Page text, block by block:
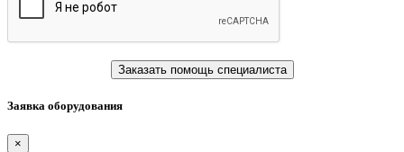
Заказать помощь специалиста
Заявка оборудования
×